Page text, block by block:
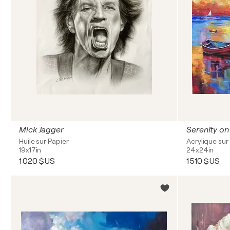
Mick Jagger
Huile sur Papier
19x17in
1 020 $US
Serenity
Acrylique sur
24x24in
1 510 $US